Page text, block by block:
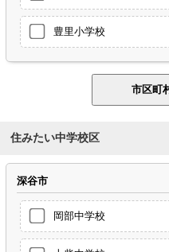
豊里小学校
住みたい中学校区
深谷市
岡部中学校